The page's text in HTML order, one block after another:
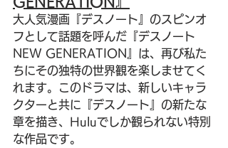
大人気漫画『デスノート』のスピンオ
フとして話題を呼んだ『デスノート
NEW GENERATION』は、再び私た
ちにその独特の世界観を楽しませてく
れます。このドラマは、新しいキャラ
クターと共に『デスノート』の新たな
章を描き、Huluでしか観られない特別
な作品です。